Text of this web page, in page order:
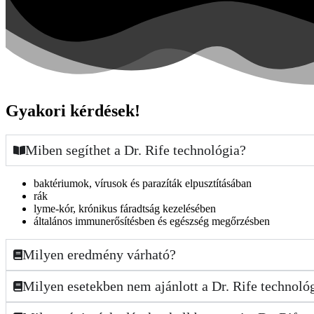
Gyakori kérdések!
Miben segíthet a Dr. Rife technológia?
baktériumok, vírusok és parazíták elpusztításában
rák
lyme-kór, krónikus fáradtság kezelésében
általános immunerősítésben és egészség megőrzésben
Milyen eredmény várható?
Milyen esetekben nem ajánlott a Dr. Rife